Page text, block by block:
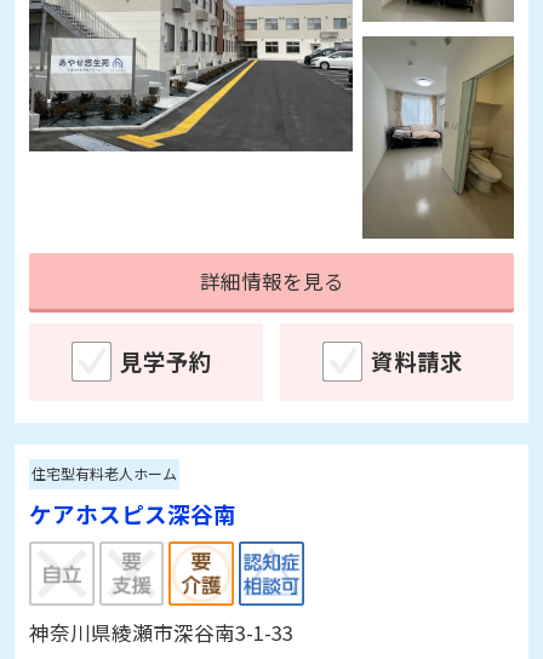
詳細情報を見る
見学予約 資料請求
住宅型有料老人ホーム
ケアホスピス深谷南
神奈川県綾瀬市深谷南3-1-33